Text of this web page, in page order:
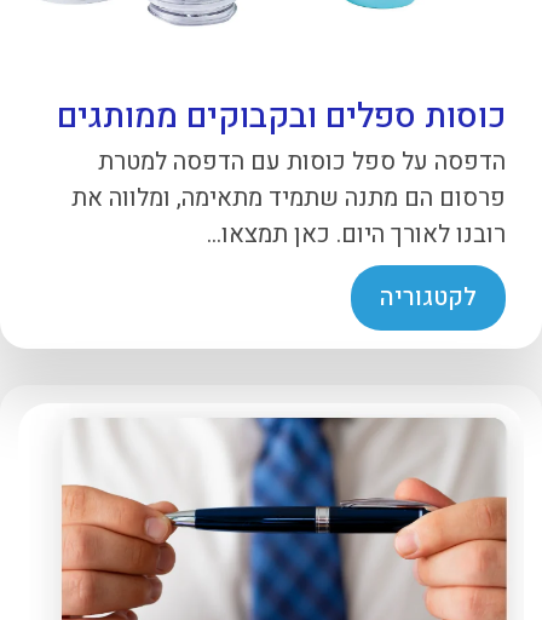
כוסות ספלים ובקבוקים ממותגים
הדפסה על ספל כוסות עם הדפסה למטרת
פרסום הם מתנה שתמיד מתאימה, ומלווה את
רובנו לאורך היום. כאן תמצאו...
לקטגוריה